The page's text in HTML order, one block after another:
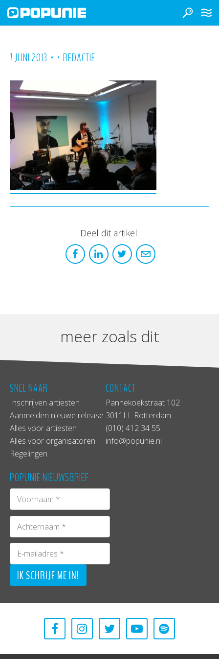
7 JUNI 2013 • • REDACTIE
Deel dit artikel:
meer zoals dit
SNEL NAAR
Inschrijven artiesten
Aanmelden nieuwe release
Alles voor artiesten
Alles voor organisatoren
Regelingen
CONTACT
Pannekoekstraat 102
3011LL Rotterdam
(010) 412 34 55
info@popunie.nl
POPUNIE NIEUWSBRIEF